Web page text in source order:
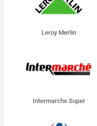
Leroy Merlin
Intermarche Super